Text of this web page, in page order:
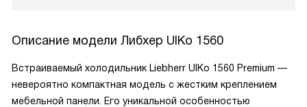
Описание модели Либхер UIKo 1560
Встраиваемый холодильник Liebherr UIKo 1560 Premium —
невероятно компактная модель с жестким креплением
мебельной панели. Его уникальной особенностью